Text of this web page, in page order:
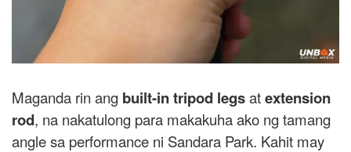
Maganda rin ang built-in tripod legsatextension
rod, na nakatulong para makakuha ako ng tamang
angle sa performance ni Sandara Park. Kahit may